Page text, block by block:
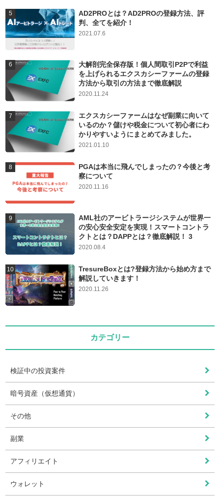
AD2PROとは？AD2PROの登録方法、評
判、全てを紹介！
2021.07.6
大解剖完全保存版！個人間取引P2Pで利益
を上げられるエクスカシーファームの登録
方法から取引の方法まで徹底解説
2020.11.24
エクスカシーファームはなぜ副業に向いて
いるのか？儲けや税金について初心者にわ
かりやすいようにまとめてみました。
2021.01.10
PGAは本当に飛んでしまったの？今後と考
察について
2020.11.16
AML社のアービトラージシステムが世界一
の安心安全安定を実現！スマートコントラ
クトとは？DAPPとは？徹底解説！ 3
2020.08.4
TresureBoxとは?登録方法から始め方まで
解説していきます！
2020.11.26
カテゴリー
検証中の投資案件
暗号資産（仮想通貨）
その他
副業
アフィリエイト
ウォレット